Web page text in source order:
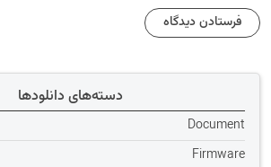
دسته‌های دانلودها
Document
Firmware